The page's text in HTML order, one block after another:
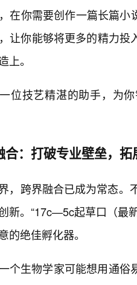
在你需要创作一篇长篇
让你能够将更多的精力
上。
位技艺精湛的助手，为
合：打破专业壁垒，拓
，跨界融合已成为常态
新。“17c—5c起草口（最
的绝佳孵化器。
个生物学家可能想用通俗